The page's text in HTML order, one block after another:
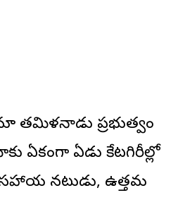
త‌మిళ‌నాడు ప్ర‌భుత్వం
ఏకంగా ఏడు కేట‌గిరీల్లో
స‌హాయ న‌టుడు, ఉత్త‌మ